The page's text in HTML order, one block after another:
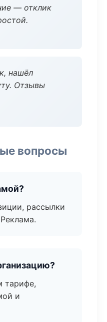
— отклик
нашёл
Отзывы
вопросы
рассылки
тарифе,
и